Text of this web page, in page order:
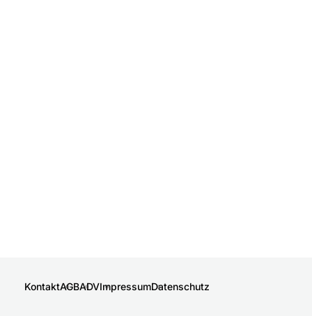
KontaktAGBADVImpressumDatenschutz